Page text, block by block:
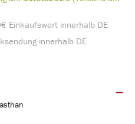
Einkaufswert innerhalb DE
innerhalb DE
Baumwolle | 5% Elasthan